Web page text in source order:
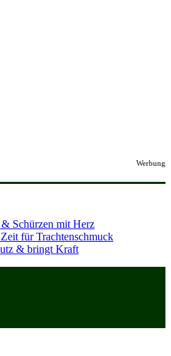
Werbung
Schürzen mit Herz
für Trachtenschmuck
& bringt Kraft